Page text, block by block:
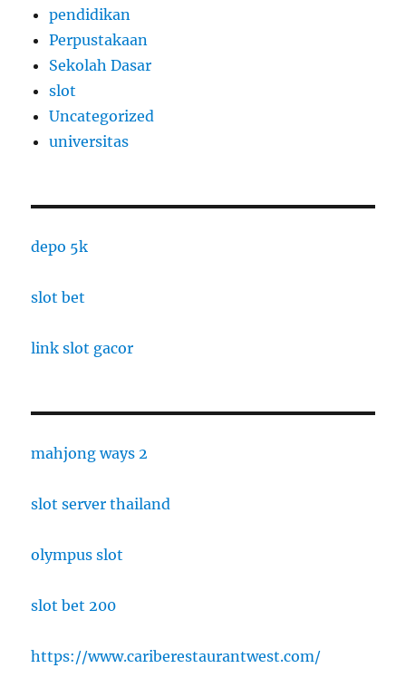
pendidikan
Perpustakaan
Sekolah Dasar
slot
Uncategorized
universitas
depo 5k
slot bet
link slot gacor
mahjong ways 2
slot server thailand
olympus slot
slot bet 200
https://www.cariberestaurantwest.com/